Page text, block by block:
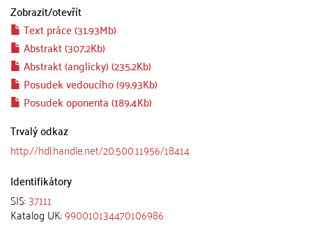
Zobrazit/otevřít
Text práce (31.93Mb)
Abstrakt (307.2Kb)
Abstrakt (anglicky) (235.2Kb)
Posudek vedoucího (99.93Kb)
Posudek oponenta (189.4Kb)
Trvalý odkaz
http://hdl.handle.net/20.500.11956/18414
Identifikátory
SIS:37111
Katalog UK:990010134470106986